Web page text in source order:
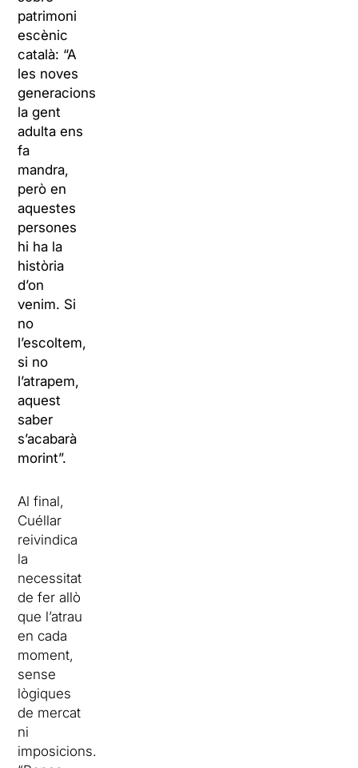
patrimoni
escènic
català: “A
les noves
generacions
la gent
adulta ens
fa
mandra,
però en
aquestes
persones
hi ha la
història
d’on
venim. Si
no
l’escoltem,
si no
l’atrapem,
aquest
saber
s’acabarà
morint”.
Al final,
Cuéllar
reivindica
la
necessitat
de fer allò
que l’atrau
en cada
moment,
sense
lògiques
de mercat
ni
imposicions.